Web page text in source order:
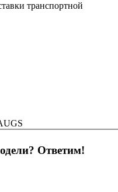
транспортной
Ответим!